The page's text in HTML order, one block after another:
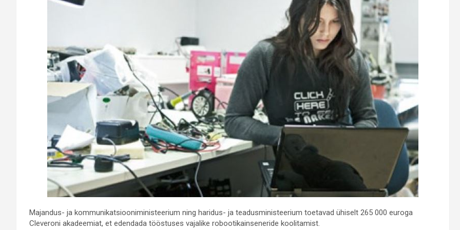
Majandus- ja kommunikatsiooniministeerium ning haridus- ja teadusministeerium toetavad ühiselt 265 000 euroga
Cleveroni akadeemiat, et edendada tööstuses vajalike robootikainseneride koolitamist.